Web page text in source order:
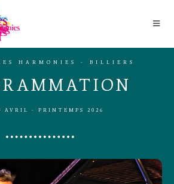
HARMONIES - BILLIERS
AVRIL - PRINTEMPS 2026